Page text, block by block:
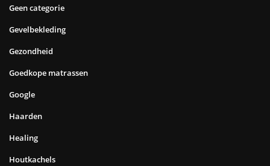
Geen categorie
Gevelbekleding
Gezondheid
Goedkope matrassen
Google
Haarden
Healing
Houtkachels